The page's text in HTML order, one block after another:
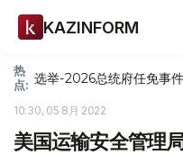
KAZINFORM
热
点: 选举-2026总统府任免事件
10:30, 05 8月 2022
美国运输安全管理